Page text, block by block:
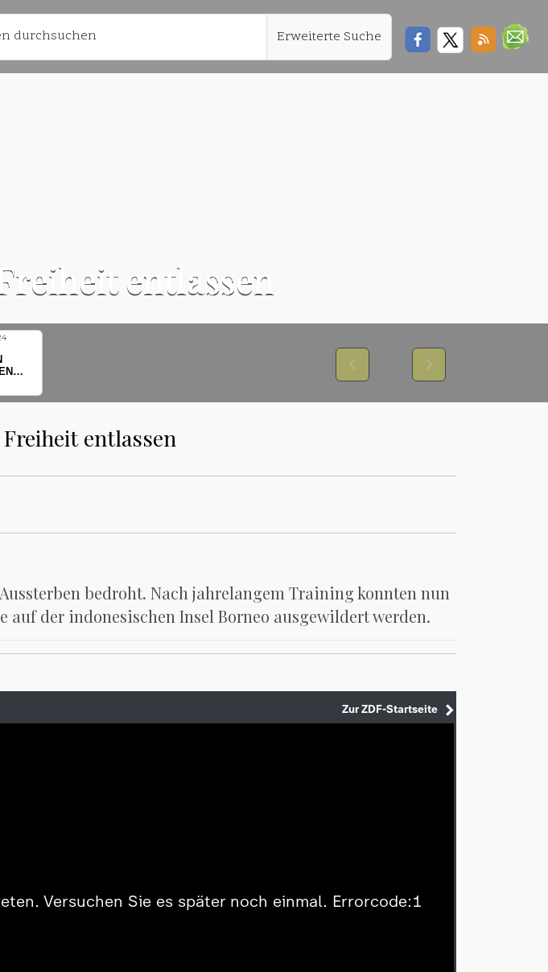
durchsuchen Erweiterte Suche
entlassen
Previous Next
entlassen
bedroht. Nach jahrelangem Training konnten nun
auf der indonesischen Insel Borneo ausgewildert werden.